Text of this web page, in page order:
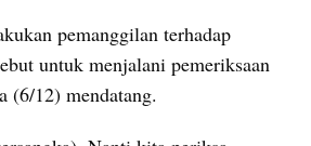
pemanggilan terhadap
untuk menjalani pemeriksaan
(6/12) mendatang.